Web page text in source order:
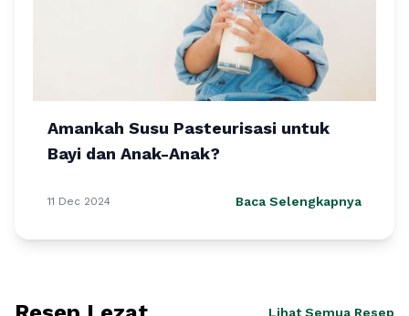
Amankah Susu Pasteurisasi untuk
Bayi dan Anak-Anak?
11 Dec 2024 Baca Selengkapnya
Lihat Semua Resep